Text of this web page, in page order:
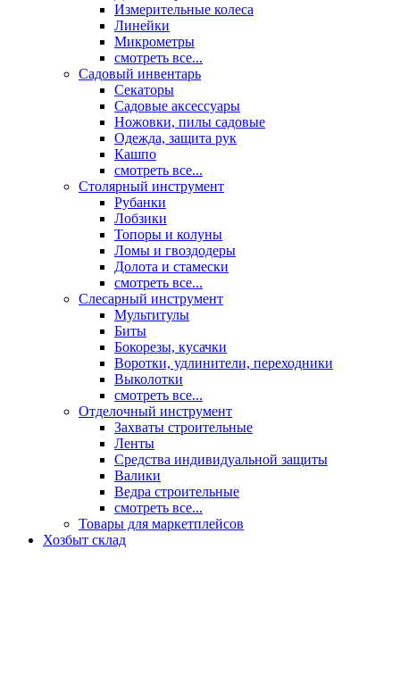
Измерительные колеса
Линейки
Микрометры
смотреть все...
Садовый инвентарь
Секаторы
Садовые аксессуары
Ножовки, пилы садовые
Одежда, защита рук
Кашпо
смотреть все...
Столярный инструмент
Рубанки
Лобзики
Топоры и колуны
Ломы и гвоздодеры
Долота и стамески
смотреть все...
Слесарный инструмент
Мультитулы
Биты
Бокорезы, кусачки
Воротки, удлинители, переходники
Выколотки
смотреть все...
Отделочный инструмент
Захваты строительные
Ленты
Средства индивидуальной защиты
Валики
Ведра строительные
смотреть все...
Товары для маркетплейсов
Хозбыт склад